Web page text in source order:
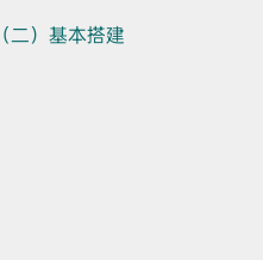
二）基本搭建